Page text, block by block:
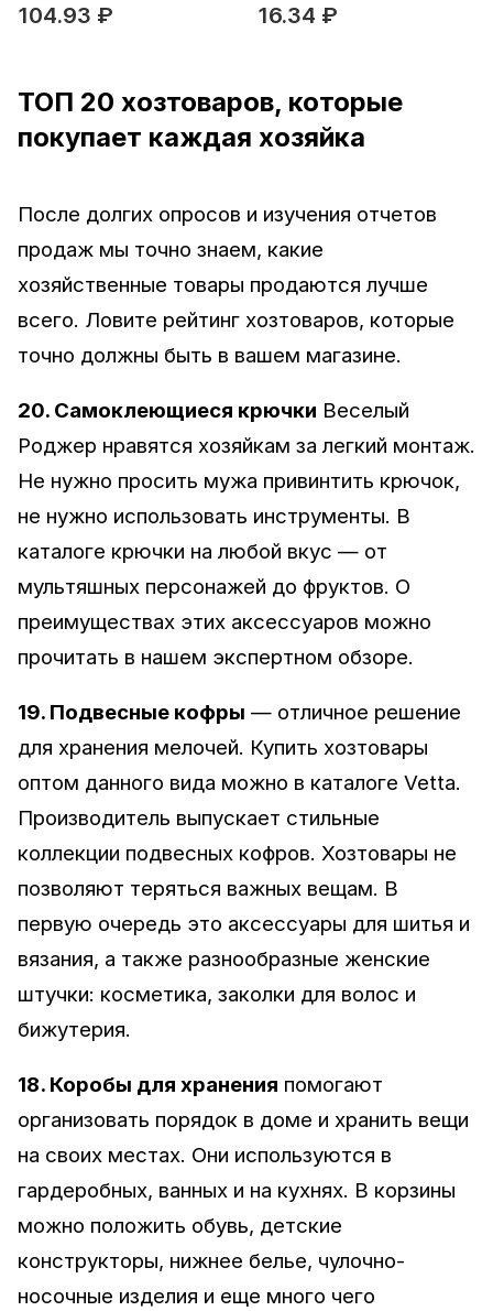
104.93 ₽
цвета
16.34 ₽
ТОП 20 хозтоваров, которые
покупает каждая хозяйка
После долгих опросов и изучения отчетов
продаж мы точно знаем, какие
хозяйственные товары продаются лучше
всего. Ловите рейтинг хозтоваров, которые
точно должны быть в вашем магазине.
20. Самоклеющиеся крючки Веселый
Роджер нравятся хозяйкам за легкий монтаж.
Не нужно просить мужа привинтить крючок,
не нужно использовать инструменты. В
каталоге крючки на любой вкус — от
мультяшных персонажей до фруктов. О
преимуществах этих аксессуаров можно
прочитать в нашем экспертном обзоре.
19. Подвесные кофры — отличное решение
для хранения мелочей. Купить хозтовары
оптом данного вида можно в каталоге Vetta.
Производитель выпускает стильные
коллекции подвесных кофров. Хозтовары не
позволяют теряться важных вещам. В
первую очередь это аксессуары для шитья и
вязания, а также разнообразные женские
штучки: косметика, заколки для волос и
бижутерия.
18. Коробы для хранения помогают
организовать порядок в доме и хранить вещи
на своих местах. Они используются в
гардеробных, ванных и на кухнях. В корзины
можно положить обувь, детские
конструкторы, нижнее белье, чулочно-
носочные изделия и еще много чего